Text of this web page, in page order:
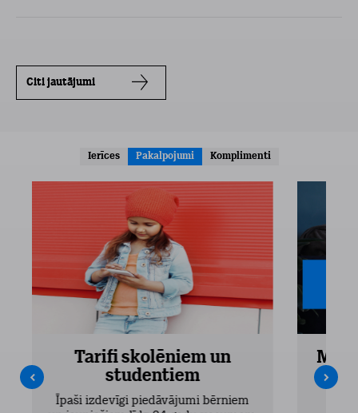
Citi jautājumi
Ierīces Pakalpojumi Komplimenti
Tarifi skolēniem un
studentiem
Īpaši izdevīgi piedāvājumi bērniem